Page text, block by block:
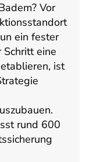
Vor
ein fester
eine
ist
rund 600